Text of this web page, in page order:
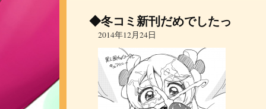
◆冬コミ新刊だめでしたっ
2014年12月24日